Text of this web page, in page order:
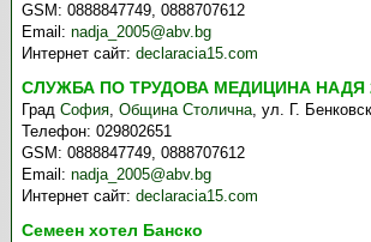
GSM:0888847749, 0888707612
Email:nadja_2005@abv.bg
Интернет сайт:declaracia15.com
СЛУЖБА ПО ТРУДОВА МЕДИЦИНА НАДЯ
ГрадСофия,Община Столична,ул. Г.
Телефон:029802651
GSM:0888847749, 0888707612
Email:nadja_2005@abv.bg
Интернет сайт:declaracia15.com
Семеен хотел Банско